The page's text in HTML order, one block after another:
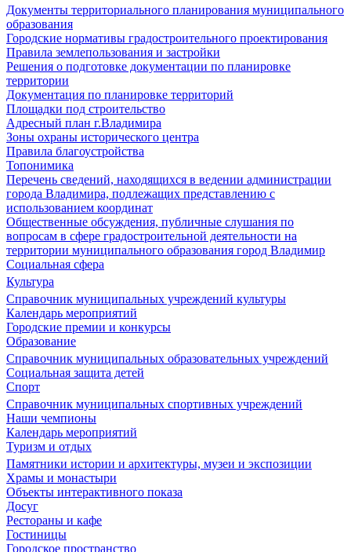
Документы территориального планирования муниципального
образования
Городские нормативы градостроительного проектирования
Правила землепользования и застройки
Решения о подготовке документации по планировке
территории
Документация по планировке территорий
Площадки под строительство
Адресный план г.Владимира
Зоны охраны исторического центра
Правила благоустройства
Топонимика
Перечень сведений, находящихся в ведении администрации
города Владимира, подлежащих представлению с
использованием координат
Общественные обсуждения, публичные слушания по
вопросам в сфере градостроительной деятельности на
территории муниципального образования город Владимир
Социальная сфера
Культура
Справочник муниципальных учреждений культуры
Календарь мероприятий
Городские премии и конкурсы
Образование
Справочник муниципальных образовательных учреждений
Социальная защита детей
Спорт
Справочник муниципальных спортивных учреждений
Наши чемпионы
Календарь мероприятий
Туризм и отдых
Памятники истории и архитектуры, музеи и экспозиции
Храмы и монастыри
Объекты интерактивного показа
Досуг
Рестораны и кафе
Гостиницы
Городское пространство